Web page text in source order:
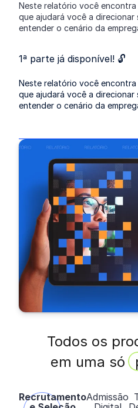
Neste relatório você
que ajudará você a direcionar
entender o cenário da
1ª parte já disponível! 🔓
Neste relatório você
que ajudará você a direcionar
entender o cenário da
Todos os
em uma só
RecrutamentoAdmissão